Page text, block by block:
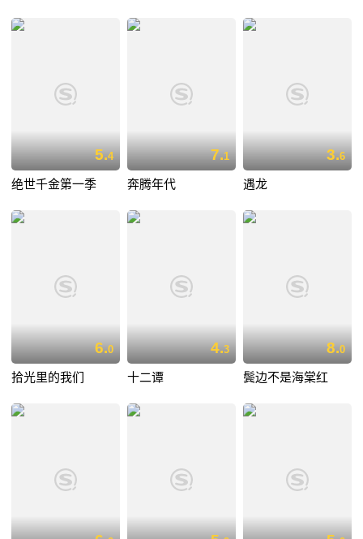
5.4
绝世千金第一季
7.1
奔腾年代
3.6
遇龙
6.0
拾光里的我们
4.3
十二谭
8.0
鬓边不是海棠红